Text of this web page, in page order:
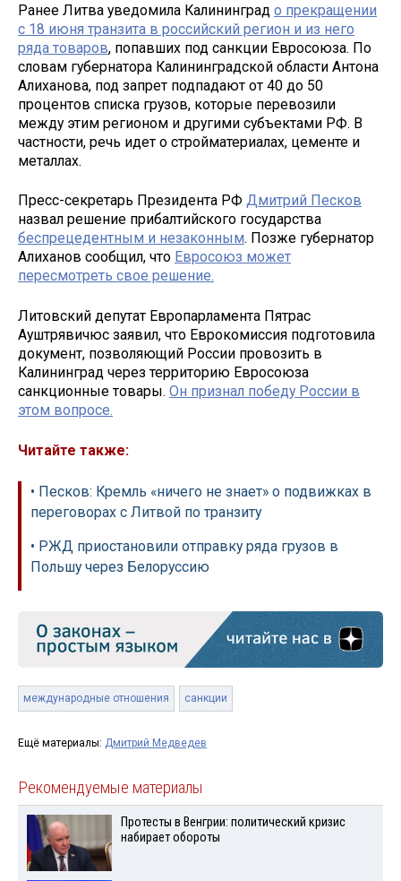
Ранее Литва уведомила Калининград о прекращении
с 18 июня транзита в российский регион и из него
ряда товаров, попавших под санкции Евросоюза. По
словам губернатора Калининградской области Антона
Алиханова, под запрет подпадают от 40 до 50
процентов списка грузов, которые перевозили
между этим регионом и другими субъектами РФ. В
частности, речь идет о стройматериалах, цементе и
металлах.
Пресс-секретарь Президента РФ Дмитрий Песков
назвал решение прибалтийского государства
беспрецедентным и незаконным. Позже губернатор
Алиханов сообщил, что Евросоюз может
пересмотреть свое решение.
Литовский депутат Европарламента Пятрас
Ауштрявичюс заявил, что Еврокомиссия подготовила
документ, позволяющий России провозить в
Калининград через территорию Евросоюза
санкционные товары. Он признал победу России в
этом вопросе.
Читайте также:
• Песков: Кремль «ничего не знает» о подвижках в
переговорах с Литвой по транзиту
• РЖД приостановили отправку ряда грузов в
Польшу через Белоруссию
международные отношения санкции
Ещё материалы: Дмитрий Медведев
Рекомендуемые материалы
Протесты в Венгрии: политический кризис
набирает обороты